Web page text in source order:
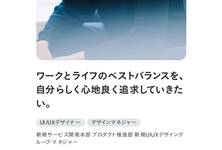
ワークとライフのベストバランスを、
自分らしく心地良く追求していきた
い。
UI/UXデザイナー
デザインマネジャー
新規サービス開発本部 プロダクト推進部 新規UIUXデザイング
ループ マネジャー